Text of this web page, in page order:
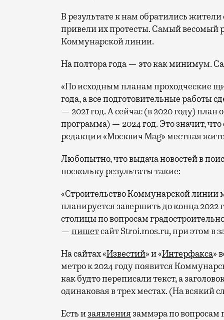
В результате к нам обратились
привели их протесты. Самый весомый
Коммунарской линии.
На полтора года — это как минимум.
«По исходным планам проходческие
года, а все подготовительные работы
— 2021 год. А сейчас (в 2020 году)
программа) — 2024 год. Это значит,
редакции «Москвич Mag» местная
Любопытно, что выдача новостей в
поскольку результаты такие:
«Строительство Коммунарской линии
планируется завершить до конца
столицы по вопросам
— пишетсайт Stroi.mos.ru, при этом в
На сайтах «Известий» и «Интерфакса»
метро к 2024 году появится
как будто переписали текст, а
одинаковая в трех местах. (На всякий
Есть изаявлениязаммэра по вопросам